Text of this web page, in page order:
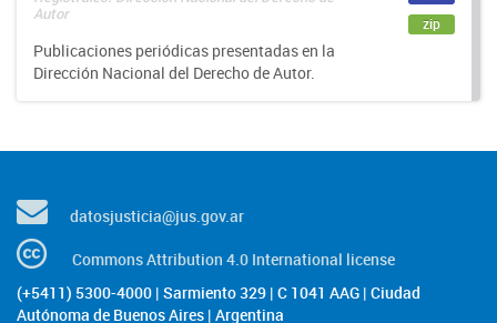
Autor
Publicaciones periódicas presentadas en la
Dirección Nacional del Derecho de Autor.
zip
datosjusticia@jus.gov.ar
Commons Attribution 4.0 International license
(+5411) 5300-4000 | Sarmiento 329 | C 1041 AAG | Ciudad
Autónoma de Buenos Aires | Argentina